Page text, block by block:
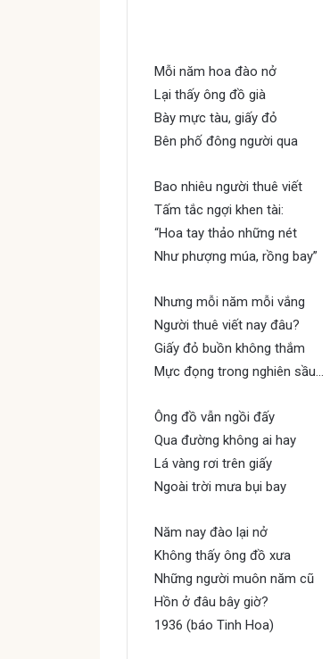
Mỗi năm hoa đào nở
Lại thấy ông đồ già
Bày mực tàu, giấy đỏ
Bên phố đông người qua
Bao nhiêu người thuê viết
Tấm tắc ngợi khen tài:
“Hoa tay thảo những nét
Như phượng múa, rồng bay”
Nhưng mỗi năm mỗi vắng
Người thuê viết nay đâu?
Giấy đỏ buồn không thắm
Mực đọng trong nghiên sầu…
Ông đồ vẫn ngồi đấy
Qua đường không ai hay
Lá vàng rơi trên giấy
Ngoài trời mưa bụi bay
Năm nay đào lại nở
Không thấy ông đồ xưa
Những người muôn năm cũ
Hồn ở đâu bây giờ?
1936 (báo Tinh Hoa)